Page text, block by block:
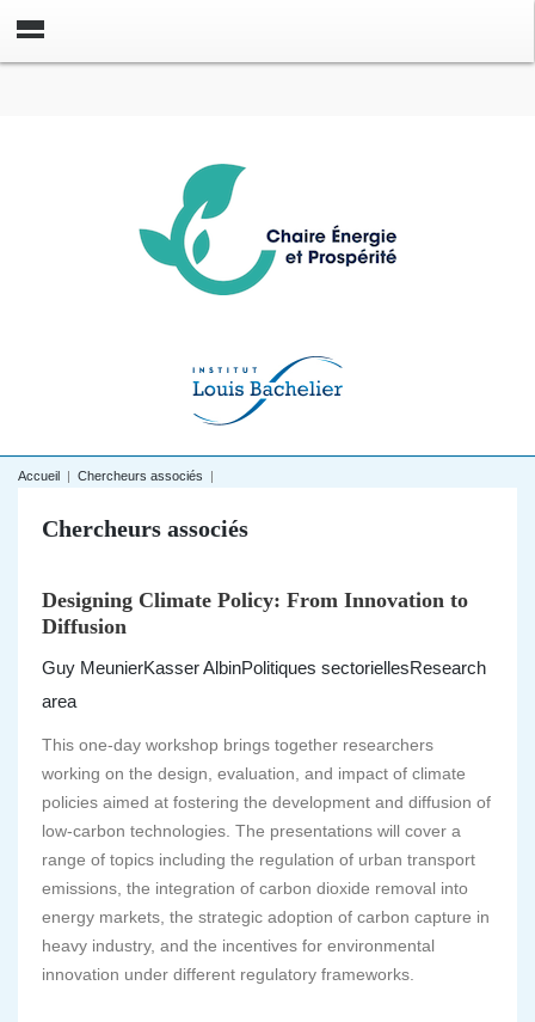
Accueil | Chercheurs associés |
Chercheurs associés
Designing Climate Policy: From Innovation to
Diffusion
Guy MeunierKasser AlbinPolitiques sectoriellesResearch
area
This one-day workshop brings together researchers
working on the design, evaluation, and impact of climate
policies aimed at fostering the development and diffusion of
low-carbon technologies. The presentations will cover a
range of topics including the regulation of urban transport
emissions, the integration of carbon dioxide removal into
energy markets, the strategic adoption of carbon capture in
heavy industry, and the incentives for environmental
innovation under different regulatory frameworks.